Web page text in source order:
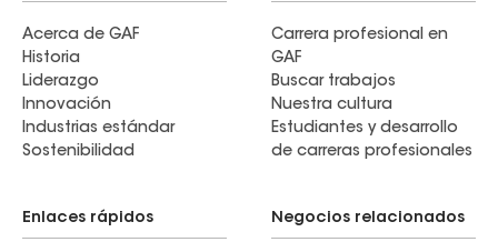
Acerca de GAF
Historia
Liderazgo
Innovación
Industrias estándar
Sostenibilidad
Carrera profesional en
GAF
Buscar trabajos
Nuestra cultura
Estudiantes y desarrollo
de carreras profesionales
Enlaces rápidos Negocios relacionados